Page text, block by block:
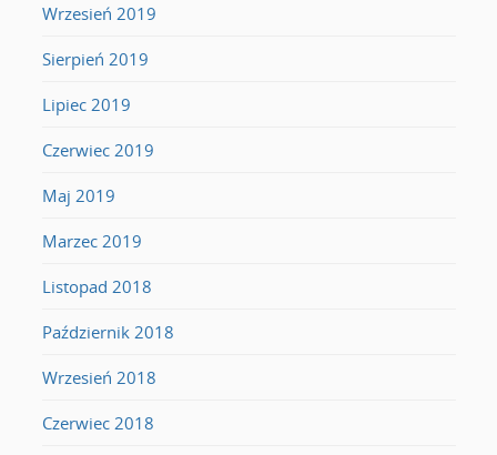
Wrzesień 2019
Sierpień 2019
Lipiec 2019
Czerwiec 2019
Maj 2019
Marzec 2019
Listopad 2018
Październik 2018
Wrzesień 2018
Czerwiec 2018